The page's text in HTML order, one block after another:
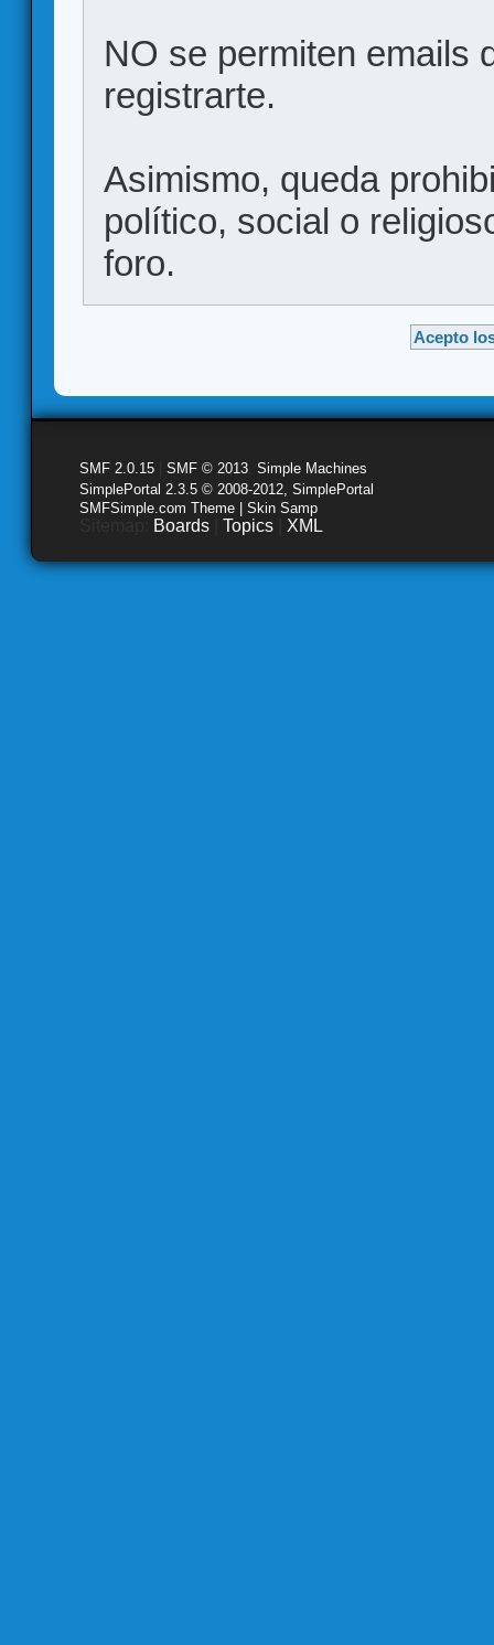
NO se permiten emails
registrarte.
Asimismo, queda
político, social o
foro.
SMF 2.0.15 SMF © 2013 Simple Machines
SimplePortal 2.3.5 © 2008-2012, SimplePortal
SMFSimple.com Theme | Skin Samp
Boards Topics XML